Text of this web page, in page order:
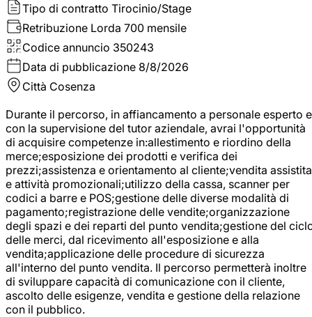
Tipo di contratto Tirocinio/Stage
Retribuzione Lorda 700 mensile
Codice annuncio 350243
Data di pubblicazione 8/8/2026
Città Cosenza
Durante il percorso, in affiancamento a personale esperto e
con la supervisione del tutor aziendale, avrai l'opportunità
di acquisire competenze in:allestimento e riordino della
merce;esposizione dei prodotti e verifica dei
prezzi;assistenza e orientamento al cliente;vendita assistita
e attività promozionali;utilizzo della cassa, scanner per
codici a barre e POS;gestione delle diverse modalità di
pagamento;registrazione delle vendite;organizzazione
degli spazi e dei reparti del punto vendita;gestione del
delle merci, dal ricevimento all'esposizione e alla
vendita;applicazione delle procedure di sicurezza
all'interno del punto vendita. Il percorso permetterà inoltre
di sviluppare capacità di comunicazione con il cliente,
ascolto delle esigenze, vendita e gestione della relazione
con il pubblico.